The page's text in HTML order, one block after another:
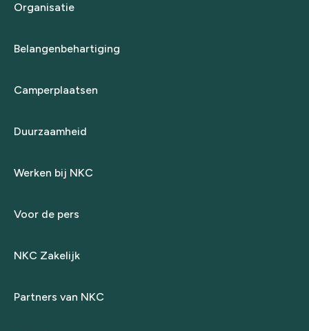
Organisatie
Belangenbehartiging
Camperplaatsen
Duurzaamheid
Werken bij NKC
Voor de pers
NKC Zakelijk
Partners van NKC